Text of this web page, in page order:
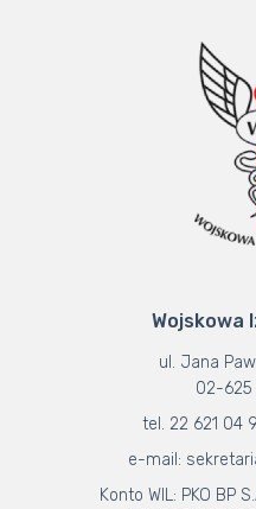
Wojskowa
ul. Jana
02-625
tel. 22 621 04
e-mail:
Konto WIL: PKO BP